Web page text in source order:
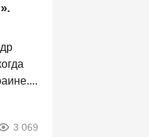
3 069